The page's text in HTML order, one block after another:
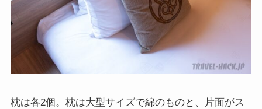
枕は各2個。枕は大型サイズで綿のものと、片面がス